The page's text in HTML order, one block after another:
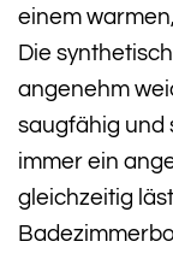
einem
Die
angenehm
saugfähig und
immer ein
gleichzeitig